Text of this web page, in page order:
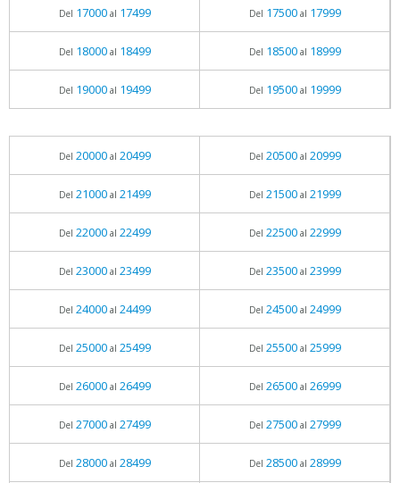
Del 17000al 17499 Del 17500al 17999
Del 18000al 18499 Del 18500al 18999
Del 19000al 19499 Del 19500al 19999
Del 20000al 20499 Del 20500al 20999
Del 21000al 21499 Del 21500al 21999
Del 22000al 22499 Del 22500al 22999
Del 23000al 23499 Del 23500al 23999
Del 24000al 24499 Del 24500al 24999
Del 25000al 25499 Del 25500al 25999
Del 26000al 26499 Del 26500al 26999
Del 27000al 27499 Del 27500al 27999
Del 28000al 28499 Del 28500al 28999